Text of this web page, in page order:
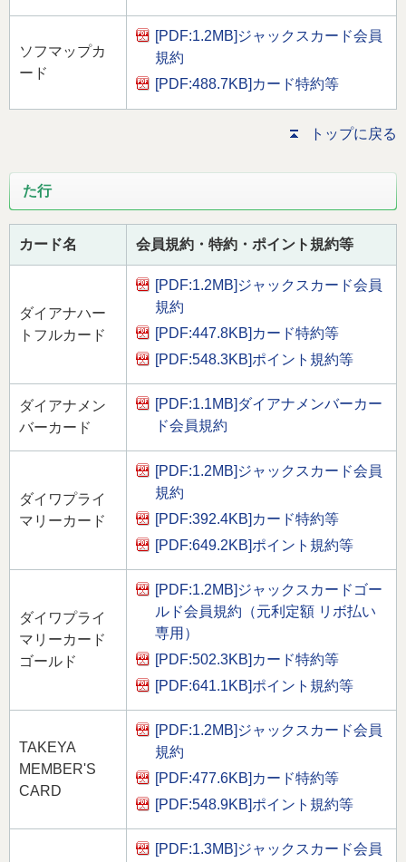
ソフマップカ
ード
[PDF:1.2MB] ジャックスカード会員
規約
[PDF:488.7KB] カード特約等
トップに戻る
た行
カード名 会員規約・特約・ポイント規約等
ダイアナハー
トフルカード
[PDF:1.2MB] ジャックスカード会員
規約
[PDF:447.8KB] カード特約等
[PDF:548.3KB]ポイント規約等
ダイアナメン
バーカード
[PDF:1.1MB] ダイアナメンバーカー
ド会員規約
ダイワプライ
マリーカード
[PDF:1.2MB] ジャックスカード会員
規約
[PDF:392.4KB] カード特約等
[PDF:649.2KB]ポイント規約等
ダイワプライ
マリーカード
ゴールド
[PDF:1.2MB] ジャックスカードゴー
ルド会員規約（元利定額 リボ払い
専用）
[PDF:502.3KB] カード特約等
[PDF:641.1KB]ポイント規約等
TAKEYA
MEMBER'S
CARD
[PDF:1.2MB] ジャックスカード会員
規約
[PDF:477.6KB] カード特約等
[PDF:548.9KB]ポイント規約等
[PDF:1.3MB] ジャックスカード会員